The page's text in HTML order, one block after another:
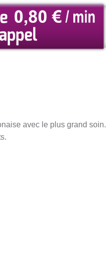
avec le plus grand soin.